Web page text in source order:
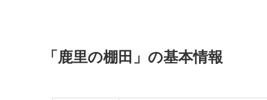
「鹿里の棚田」の基本情報